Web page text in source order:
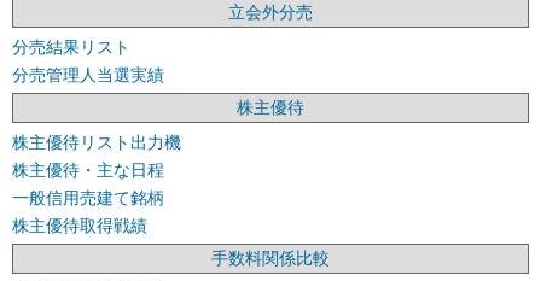
立会外分売
分売結果リスト
分売管理人当選実績
株主優待
株主優待リスト出力機
株主優待・主な日程
一般信用売建て銘柄
株主優待取得戦績
手数料関係比較